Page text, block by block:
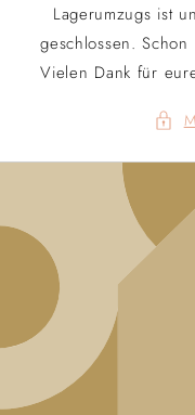
Lagerumzugs ist
geschlossen.
Vielen Dank für